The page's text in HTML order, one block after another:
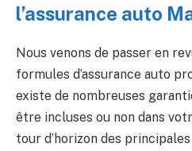
l’assurance auto
Nous venons de passer en
formules d’assurance auto
existe de nombreuses
être incluses ou non dans
tour d’horizon des